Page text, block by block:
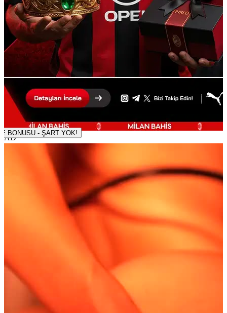
AD
500 TL DENEME BONUSU - ŞART YOK!